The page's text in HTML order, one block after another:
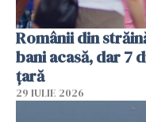
Românii din
bani acasă, dar 7
țară
29 IULIE 2026